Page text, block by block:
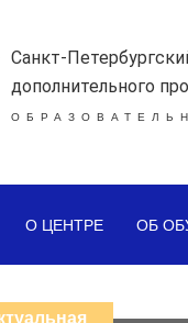
Санкт-
дополнительного
О ЦЕНТРЕ ОБ